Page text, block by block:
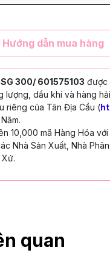
Hướng dẫn mua hàng
300/ 601575103 được
lượng, dầu khí và hàng
riêng của Tân Địa Cầu (
10,000 mã Hàng Hóa
Nhà Sản Xuất, Nhà
quan